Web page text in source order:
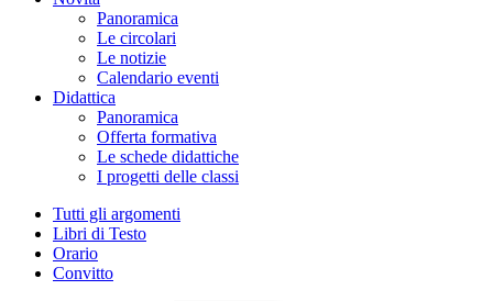
Panoramica
Le circolari
Le notizie
Calendario eventi
Didattica
Panoramica
Offerta formativa
Le schede didattiche
I progetti delle classi
Tutti gli argomenti
Libri di Testo
Orario
Convitto